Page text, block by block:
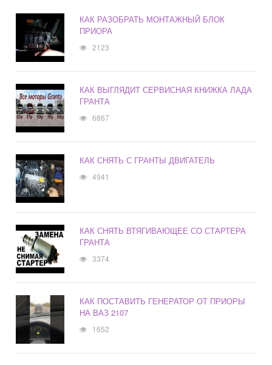
КАК РАЗОБРАТЬ МОНТАЖНЫЙ БЛОК
ПРИОРА
2123
КАК ВЫГЛЯДИТ СЕРВИСНАЯ КНИЖКА ЛАДА
ГРАНТА
6867
КАК СНЯТЬ С ГРАНТЫ ДВИГАТЕЛЬ
4941
КАК СНЯТЬ ВТЯГИВАЮЩЕЕ СО СТАРТЕРА
ГРАНТА
3374
КАК ПОСТАВИТЬ ГЕНЕРАТОР ОТ ПРИОРЫ
НА ВАЗ 2107
1652